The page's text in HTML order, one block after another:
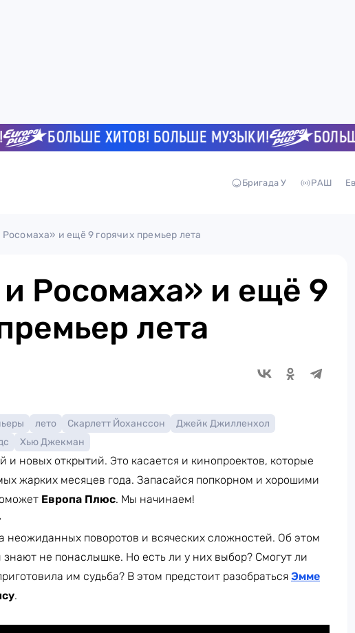
БОЛЬШЕ ХИТОВ! БОЛЬШЕ МУЗЫКИ! БОЛЬШЕ
Бригада У РАШ
и ещё 9 горячих премьер лета
Росомаха» и ещё 9
лета
лето Скарлетт Йоханссон
Джейк Джилленхол
Хью Джекман
новых открытий. Это касается и кинопроектов, которые
жарких месяцев года. Запасайся попкорном и хорошими
Европа Плюс. Мы начинаем!
неожиданных поворотов и всяческих сложностей. Об этом
не понаслышке. Но есть ли у них выбор? Смогут ли
им судьба? В этом предстоит разобраться Эмме
.